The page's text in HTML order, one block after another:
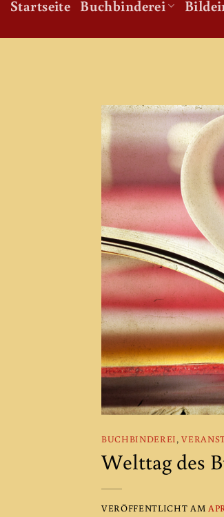
Startseite Buchbinderei
BUCHBINDEREI,
Welttag des
VERÖFFENTLICHT AM